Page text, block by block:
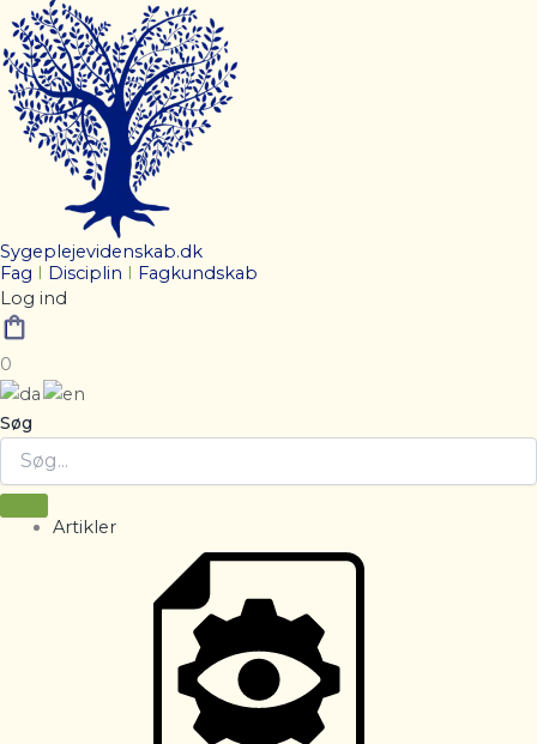
Sygeplejevidenskab.dk
Fag I Disciplin I Fagkundskab
Log ind
0
Søg
Artikler